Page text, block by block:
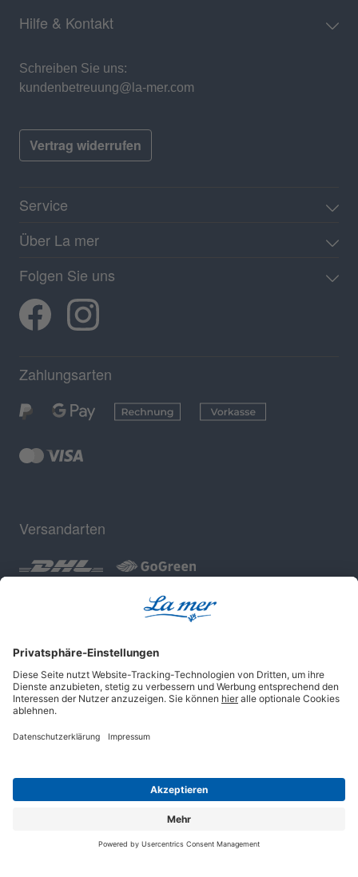
Hilfe & Kontakt
Schreiben Sie uns:
kundenbetreuung@la-mer.com
Vertrag widerrufen
Service
Über La mer
Folgen Sie uns
Zahlungsarten
Versandarten
© 2025 La mer Cosmetics AG, Cuxhaven.
Datenschutz